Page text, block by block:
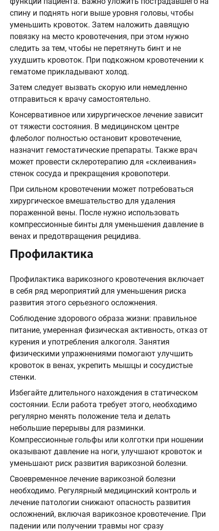
спину и поднять ноги выше уровня головы, чтобы
уменьшить кровоток. Затем наложить давящую
повязку на место кровотечения, при этом нужно
следить за тем, чтобы не перетянуть бинт и не
ухудшить кровоток. При подкожном кровотечении к
гематоме прикладывают холод.
Затем следует вызвать скорую или немедленно
отправиться к врачу самостоятельно.
Консервативное или хирургическое лечение зависит
от тяжести состояния. В медицинском центре
флеболог полностью остановит кровотечение,
назначит гемостатические препараты. Также врач
может провести склеротерапию для «склеивания»
стенок сосуда и прекращения кровопотери.
При сильном кровотечении может потребоваться
хирургическое вмешательство для удаления
пораженной вены. После нужно использовать
компрессионные бинты для уменьшения давление в
венах и предотвращения рецидива.
Профилактика
Профилактика варикозного кровотечения включает
в себя ряд мероприятий для уменьшения риска
развития этого серьезного осложнения.
Соблюдение здорового образа жизни: правильное
питание, умеренная физическая активность, отказ от
курения и употребления алкоголя. Занятия
физическими упражнениями помогают улучшить
кровоток в венах, укрепить мышцы и сосудистые
стенки.
Избегайте длительного нахождения в статическом
состоянии. Если работа требует этого, необходимо
регулярно менять положение тела и делать
небольшие перерывы для разминки.
Компрессионные гольфы или колготки при ношении
оказывают давление на ноги, улучшают кровоток и
уменьшают риск развития варикозной болезни.
Своевременное лечение варикозной болезни
необходимо. Регулярный медицинский контроль и
лечение патологии снижают опасность развития
осложнений, включая варикозное кровотечение. При
падении или получении травмы ног сразу